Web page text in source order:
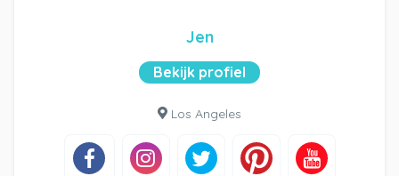
Jen
Bekijk profiel
Los Angeles